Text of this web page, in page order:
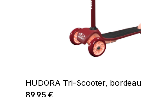
HUDORA Tri-Scooter,
Regulärer Preis:
89,95 €